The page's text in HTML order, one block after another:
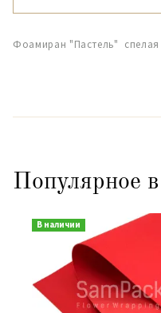
Фоамиран "Пастель" спелая
Популярное в
В наличии